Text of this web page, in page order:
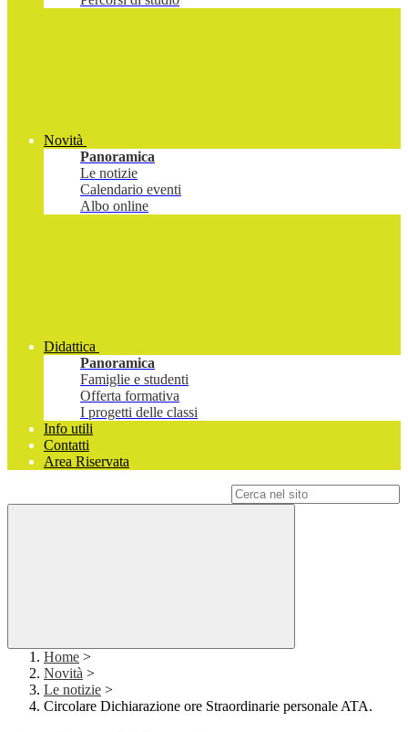
Novità
Panoramica
Le notizie
Calendario eventi
Albo online
Didattica
Panoramica
Famiglie e studenti
Offerta formativa
I progetti delle classi
Info utili
Contatti
Area Riservata
Home >
Novità >
Le notizie >
Circolare Dichiarazione ore Straordinarie personale ATA.